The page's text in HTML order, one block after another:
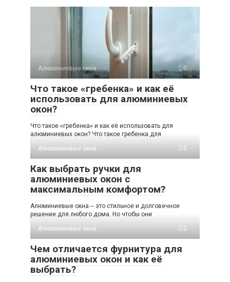
Алюминиевые окна 0
Что такое «гребенка» и как её
использовать для алюминиевых
окон?
Что такое «гребенка» и как её использовать для
алюминиевых окон? Что такое гребенка для
Алюминиевые окна
0
Как выбрать ручки для
алюминиевых окон с
максимальным комфортом?
Алюминиевые окна ‒ это стильное и долговечное
решение для любого дома. Но чтобы они
Алюминиевые окна
0
Чем отличается фурнитура для
алюминиевых окон и как её
выбрать?